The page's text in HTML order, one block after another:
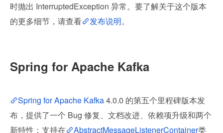
时抛出 InterruptedException 异常。要了解关于这个版本
的更多细节，请查看
发布说明。
Spring for Apache Kafka
Spring for Apache Kafka 4.0.0 的第五个里程碑版本发
布，提供了一个 Bug 修复、文档改进、依赖项升级和两个
新特性：支持在
AbstractMessageListenerContainer类